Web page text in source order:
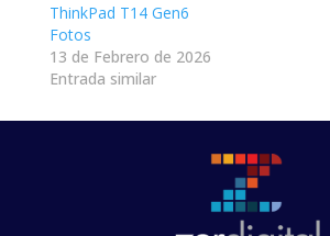
ThinkPad T14 Gen6
Fotos
13 de Febrero de 2026
Entrada similar